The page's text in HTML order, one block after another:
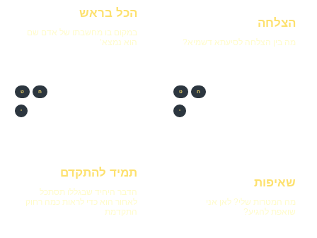
הצלחה
מה בין הצלחה לסיעתא דשמיא?
הכל בראש
במקום בו מחשבתו של אדם שם
הוא נמצא’
ח ט
י
שאיפות
מה המטרות שלי? לאן אני
שואפת להגיע?
ח ט
י
תמיד להתקדם
הדבר היחיד שבגללו תסתכל
לאחור הוא כדי לראות כמה רחוק
התקדמת